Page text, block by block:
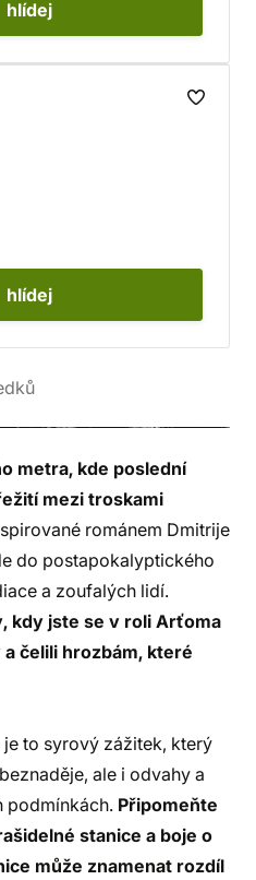
hlídej
hlídej
metra, kde poslední
mezi troskami
románem Dmitrije
do postapokalyptického
a zoufalých lidí.
kdy jste se v roli Arťoma
čelili hrozbám, které
je to syrový zážitek, který
ale i odvahy a
podmínkách. Připomeňte
stanice a boje o
může znamenat rozdíl